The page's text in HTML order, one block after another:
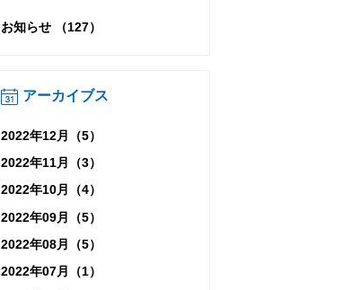
お知らせ （127）
アーカイブス
2022年12月（5）
2022年11月（3）
2022年10月（4）
2022年09月（5）
2022年08月（5）
2022年07月（1）